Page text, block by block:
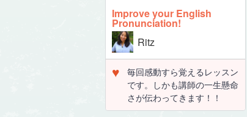
Improve your English
Pronunciation!
Ritz
♥
毎回感動すら覚えるレッスン
です。しかも講師の一生懸命
さが伝わってきます！！